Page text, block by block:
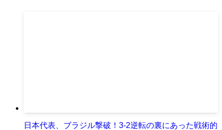
日本代表、ブラジル撃破！3-2逆転の裏にあった戦術的